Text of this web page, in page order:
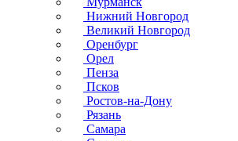
Нижний Новгород
Великий Новгород
Оренбург
Орел
Пенза
Псков
Ростов-на-Дону
Рязань
Самара